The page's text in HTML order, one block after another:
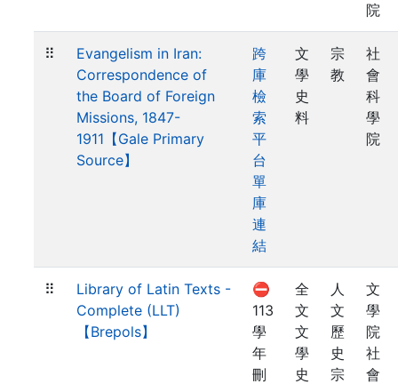
院
⠿
Evangelism in Iran:
Correspondence of
the Board of Foreign
Missions, 1847-
1911【Gale Primary
Source】
跨
庫
檢
索
平
台
單
庫
連
結
文
學
史
料
宗
教
社
會
科
學
院
⠿
Library of Latin Texts -
Complete (LLT)
【Brepols】
⛔
113
學
年
刪
全
文
文
學
史
人
文
歷
史
宗
文
學
院
社
會